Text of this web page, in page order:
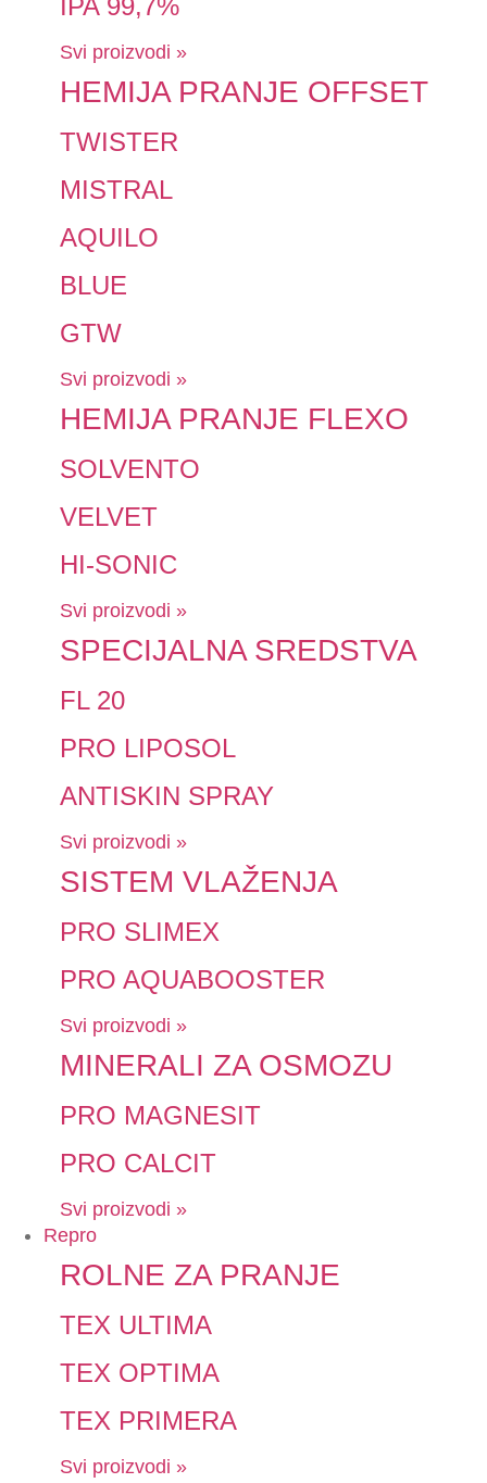
IPA 99,7%
Svi proizvodi »
HEMIJA PRANJE OFFSET
TWISTER
MISTRAL
AQUILO
BLUE
GTW
Svi proizvodi »
HEMIJA PRANJE FLEXO
SOLVENTO
VELVET
HI-SONIC
Svi proizvodi »
SPECIJALNA SREDSTVA
FL 20
PRO LIPOSOL
ANTISKIN SPRAY
Svi proizvodi »
SISTEM VLAŽENJA
PRO SLIMEX
PRO AQUABOOSTER
Svi proizvodi »
MINERALI ZA OSMOZU
PRO MAGNESIT
PRO CALCIT
Svi proizvodi »
Repro
ROLNE ZA PRANJE
TEX ULTIMA
TEX OPTIMA
TEX PRIMERA
Svi proizvodi »